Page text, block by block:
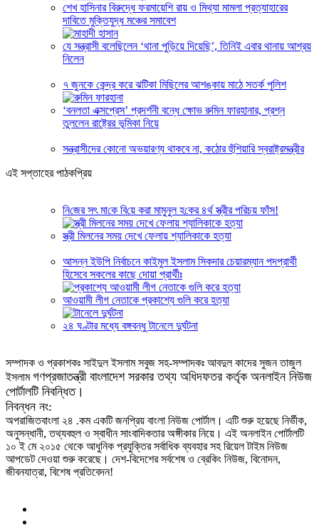
শেখ হাসিনার বিরুদ্ধে ফরমায়েশি রায় ও মিথ্যা মামলা প্রত্যাহারের
দাবিতে মুক্তিযুদ্ধ মঞ্চের সমাবেশ
যে সন্ত্রাসী বলেছিলেন ‘থানা পুড়িয়ে দিয়েছি’, তিনিই এবার থানায় আশ্রয়
নিলেন
৭ জুনকে কেন্দ্র করে ঝটিকা মিছিলের আশঙ্কায় মাঠে সতর্ক পুলিশ
‘বনলতা এক্সপ্রেস’ প্রদর্শনী বন্ধে ক্ষোভ রুমিন ফারহানার, প্রশ্ন
তুললেন রাষ্ট্রের ভূমিকা নিয়ে
সন্ত্রাসীদের কোনো অভয়ারণ্য থাকবে না, কঠোর হুঁশিয়ারি স্বরাষ্ট্রমন্ত্রীর
এই সপ্তাহের পাঠকপ্রিয়
নি‌জের সৎ মা‌কে বি‌য়ে করা মামুনুল হ‌কের ৪র্থ স্ত্রীর প‌রিচয় ফাঁস!
স্ত্রী মিলনের সময় দেখে ফেলায় শ্যালিকাকে হত্যা
আসন্ন ইউপি নির্বাচনে কাইমুল ইসলাম সিকদার চেয়ারম্যান পদপ্রার্থী
হিসেবে সকলের কাছে দোয়া প্রার্থীঃ
আওয়ামী লীগ নেতাকে প্রকাশ্যে গুলি করে হত্যা
২৪ ঘণ্টার মধ্যে বঙ্গবন্ধু টানেলে দুর্ঘটনা
সম্পাদক ও প্রকাশকঃ সাইদুল ইসলাম সবুজ সহ-সম্পাদকঃ আবদুল কাদের সুজন তাজুল
ইসলামগণপ্রজাতন্ত্রী বাংলাদেশ সরকার তথ্য অধিদফতর কর্তৃক অনলাইন নিউজ
পোর্টালটি নিবন্ধিত।
নিবন্ধন নং:
অপরাজিতবাংলা ২৪ .কম একটি জনপ্রিয় বাংলা নিউজ পোর্টাল। এটি শুরু হয়েছে নির্ভীক,
অনুসন্ধানী, তথ্যবহুল ও স্বাধীন সাংবাদিকতার অঙ্গীকার নিয়ে। এই অনলাইন পোর্টালটি
১০ ই মে ২০১৫ থেকে আধুনিক প্রযুক্তির সর্বাধিক ব্যবহার সহ রিয়েল টাইম নিউজ
আপডেট দেওয়া শুরু করেছে। দেশ-বিদেশের সর্বশেষ ও ব্রেকিং নিউজ, বিনোদন,
জীবনযাত্রা, বিশেষ প্রতিবেদন!